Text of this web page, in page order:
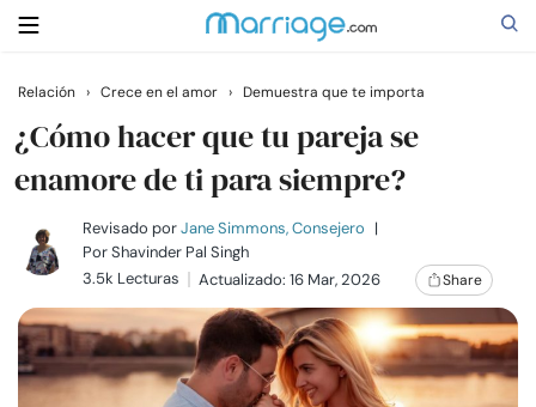
Buscar
Casarse
Relaciones
Familia
Relación › Crece en el amor › Demuestra que te importa
¿Cómo hacer que tu pareja se
enamore de ti para siempre?
Revisado porJane Simmons, Consejero |
PorShavinder Pal Singh
3.5k Lecturas
Actualizado: 16 Mar, 2026 Share